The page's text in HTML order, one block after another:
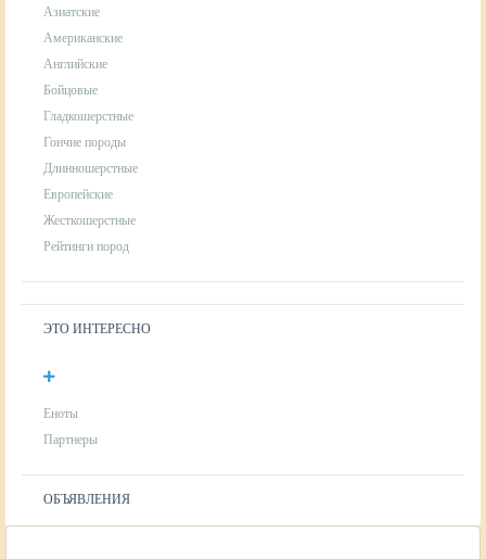
Азиатские
Американские
Английские
Бойцовые
Гладкошерстные
Гончие породы
Длинношерстные
Европейские
Жесткошерстные
Рейтинги пород
ЭТО ИНТЕРЕСНО
Еноты
Партнеры
ОБЪЯВЛЕНИЯ